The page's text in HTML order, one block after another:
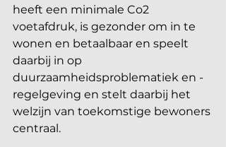
heeft een minimale Co2
voetafdruk, is gezonder om in te
wonen en betaalbaar en speelt
daarbij in op
duurzaamheidsproblematiek en -
regelgeving en stelt daarbij het
welzijn van toekomstige bewoners
centraal.